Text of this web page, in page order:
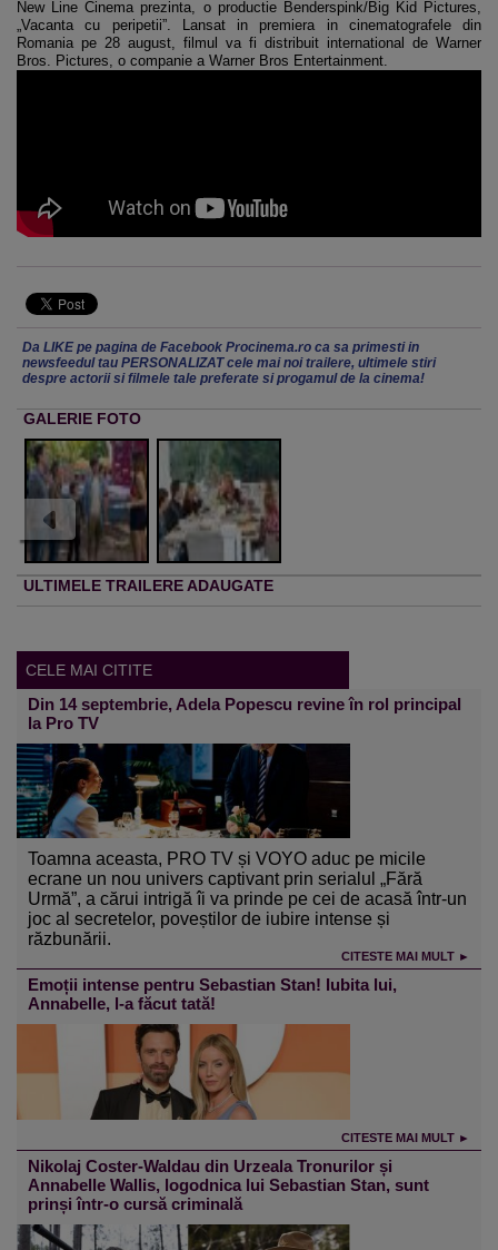
New Line Cinema prezinta, o productie Benderspink/Big Kid Pictures,
„Vacanta cu peripetii”. Lansat in premiera in cinematografele din
Romania pe 28 august, filmul va fi distribuit international de Warner
Bros. Pictures, o companie a Warner Bros Entertainment.
Da LIKE pe pagina de Facebook Procinema.ro ca sa primesti in
newsfeedul tau PERSONALIZAT cele mai noi trailere, ultimele stiri
despre actorii si filmele tale preferate si progamul de la cinema!
GALERIE FOTO
ULTIMELE TRAILERE ADAUGATE
CELE MAI CITITE
Din 14 septembrie, Adela Popescu revine în rol principal
la Pro TV
Toamna aceasta, PRO TV și VOYO aduc pe micile
ecrane un nou univers captivant prin serialul „Fără
Urmă”, a cărui intrigă îi va prinde pe cei de acasă într-un
joc al secretelor, poveștilor de iubire intense și
răzbunării.
CITESTE MAI MULT ►
Emoții intense pentru Sebastian Stan! Iubita lui,
Annabelle, l-a făcut tată!
CITESTE MAI MULT ►
Nikolaj Coster-Waldau din Urzeala Tronurilor și
Annabelle Wallis, logodnica lui Sebastian Stan, sunt
prinși într-o cursă criminală